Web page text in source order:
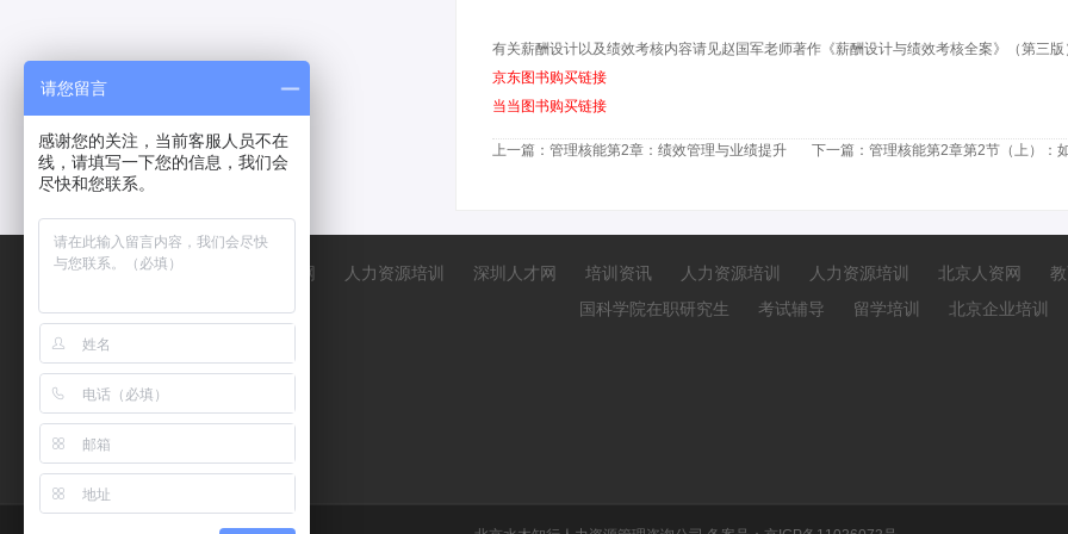
有关薪酬设计以及绩效考核内容请见赵国军老师著作 《薪酬设计与绩效考核全案》（第三版
京东图书购买链接
当当图书购买链接
上一篇： 管理核能第2章：绩效管理与业绩提升 下一篇： 管理核能第2章第2节（上）：
中人网 人力资源培训 深圳人才网 培训资讯 人力资源培训 人力资源培训 北京人资网
国科学院在职研究生
考试辅导 留学培训 北京企业培训
请您留言
感谢您的关注，当前客服人员不在
线，请填写一下您的信息，我们会
尽快和您联系。